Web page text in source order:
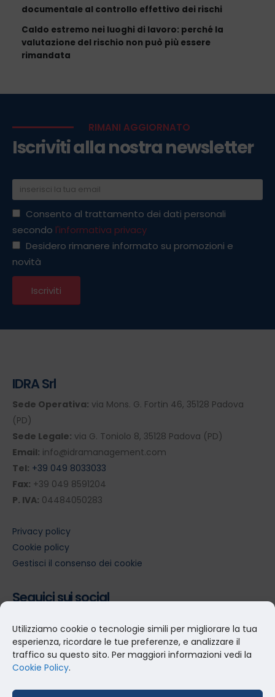
Utilizziamo cookie o tecnologie simili per migliorare la tua
esperienza, ricordare le tue preferenze, e analizzare il
traffico su questo sito. Per maggiori informazioni vedi la
Cookie Policy.
documentale al controllo effettivo dei rischi
Caldo estremo nei luoghi di lavoro: perché la
valutazione del rischio non può più essere
rimandata
RIMANI AGGIORNATO
Iscriviti alla nostra newsletter
Consento al trattamento dei dati personali
secondo l'informativa privacy
Desidero rimanere informato su promozioni e
novità
IDRA Srl
Sede Operativa: via Mons. G. Fortin 46, 35128 Padova
(PD)
Sede Legale: via G. Toniolo 8, 35128 Padova (PD)
Email: info@idramanagement.com
Tel: +39 049 8033033
Fax: +39 049 8591204
P. IVA: 04484050283
Privacy policy
Cookie policy
Gestisci il consenso dei cookie
Seguici sui social